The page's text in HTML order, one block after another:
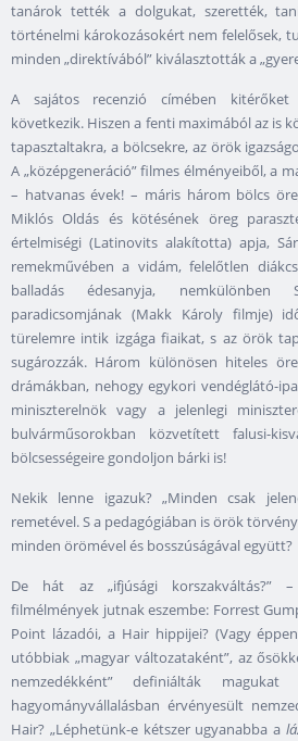
tanárok tették a dolgukat, szerették,
történelmi károkozásokért nem felelősek,
minden „direktívából” kiválasztották a
A sajátos recenzió címében
következik. Hiszen a fenti maximából az is
tapasztaltakra, a bölcsekre, az örök
A „középgeneráció” filmes élményeiből, a
– hatvanas évek! – máris három bölcs
Miklós Oldás és kötésének öreg
értelmiségi (Latinovits alakította) apja,
remekművében a vidám, felelőtlen
balladás édesanyja, nemkülönben
paradicsomjának (Makk Károly filmje)
türelemre intik izgága fiaikat, s az örök
sugározzák. Három különösen hiteles
drámákban, nehogy egykori vendéglátó-
miniszterelnök vagy a jelenlegi
bulvárműsorokban közvetített falusi-
bölcsességeire gondoljon bárki is!
Nekik lenne igazuk? „Minden csak
remetével. S a pedagógiában is örök
minden örömével és bosszúságával együtt?
De hát az „ifjúsági korszakváltás?”
filmélmények jutnak eszembe: Forrest
Point lázadói, a Hair hippijei? (Vagy
utóbbiak „magyar változataként”, az
nemzedékként” definiálták
hagyományvállalásban érvényesült
Hair? „Léphetünk-e kétszer ugyanabba a